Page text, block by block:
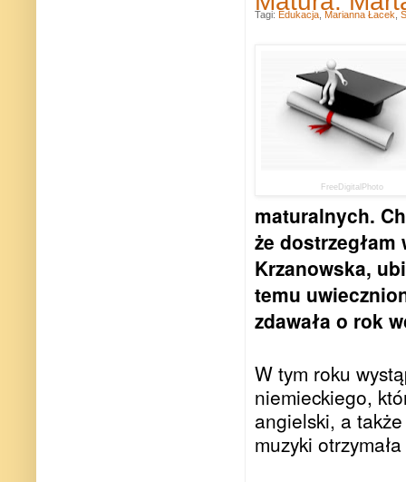
FreeDigitalPhoto
maturalnych.
że dostrzegłam
Krzanowska,
temu
zdawała o rok
W tym roku
niemieckiego,
angielski, a
muzyki
Tagi: Edukacja Marianna Łacek